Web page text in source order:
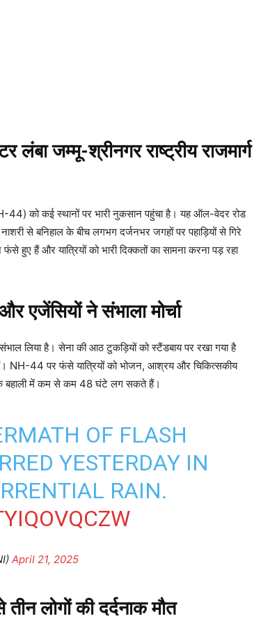
जम्मू-श्रीनगर राष्ट्रीय राजमार्ग
44) को कई स्थानों पर भारी नुकसान पहुंचा है। यह ऑल-वेदर रोड
से बनिहाल के बीच लगभग दर्जनभर जगहों पर पहाड़ियों से गिरे
हुए हैं और यात्रियों को भारी दिक्कतों का सामना करना पड़ रहा
एजेंसियों ने संभाला मोर्चा
संभाल लिया है। सेना की आठ टुकड़ियों को स्टैंडबाय पर रखा गया है
NH-44 पर फंसे यात्रियों को भोजन, आश्रय और चिकित्सकीय
बहाली में कम से कम 48 घंटे लग सकते हैं।
OF FLASH
YESTERDAY IN
RAIN.
April 21, 2025
लोगों की दर्दनाक मौत